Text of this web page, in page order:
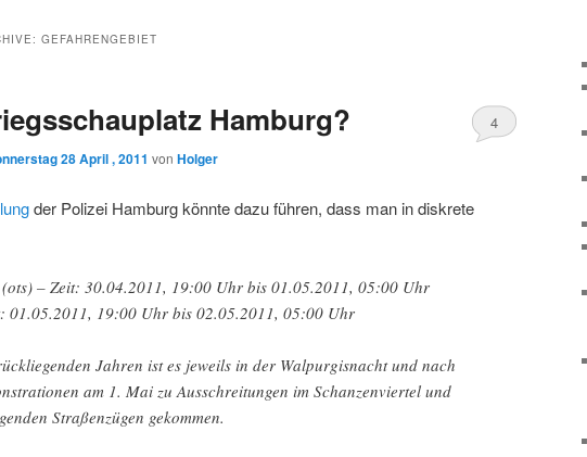
GEFAHRENGEBIET
Hamburg?
28 April , 2011 von Holger
4
der Polizei Hamburg könnte dazu führen, dass man in diskrete
– Zeit: 30.04.2011, 19:00 Uhr bis 01.05.2011, 05:00 Uhr
01.05.2011, 19:00 Uhr bis 02.05.2011, 05:00 Uhr
Jahren ist es jeweils in der Walpurgisnacht und nach
am 1. Mai zu Ausschreitungen im Schanzenviertel und
Straßenzügen gekommen.